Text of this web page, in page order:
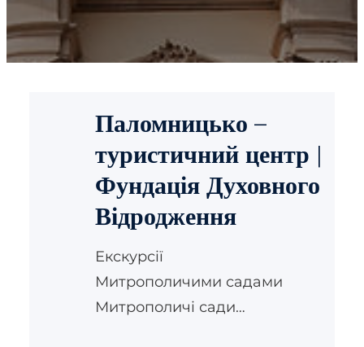
Паломницько –
туристичний центр |
Фундація Духовного
Відродження
Екскурсії
Митрополичими садами
Митрополичі сади